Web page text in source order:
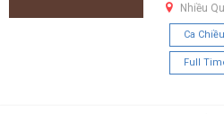
Nhiều
Ca Chiều
Full